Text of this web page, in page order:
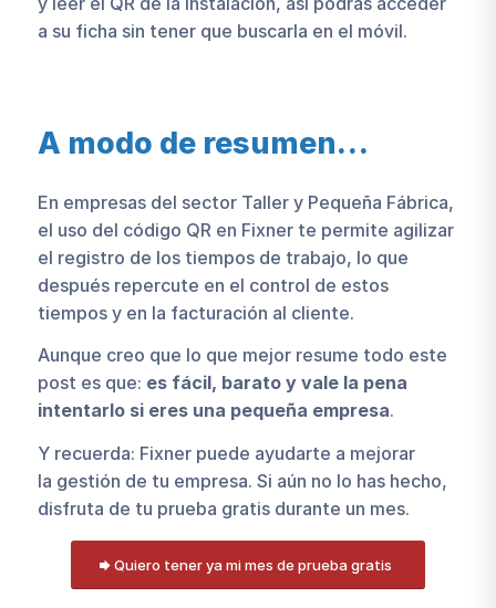
a su ficha sin tener que buscarla en el móvil.
A modo de resumen…
En empresas del sector Taller y Pequeña Fábrica,
el uso del código QR en Fixner te permite agilizar
el registro de los tiempos de trabajo, lo que
después repercute en el control de estos
tiempos y en la facturación al cliente.
Aunque creo que lo que mejor resume todo este
post es que: es fácil, barato y vale la pena
intentarlo si eres una pequeña empresa.
Y recuerda: Fixner puede ayudarte a mejorar
la gestión de tu empresa. Si aún no lo has hecho,
disfruta de tu prueba gratis durante un mes.
Quiero tener ya mi mes de prueba gratis